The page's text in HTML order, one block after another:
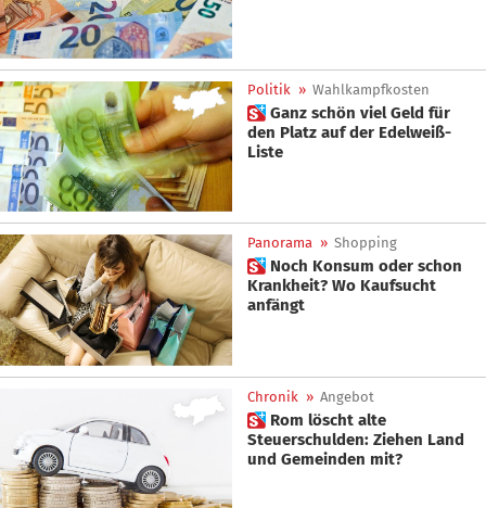
Politik » Wahlkampfkosten
 Ganz schön viel Geld für
den Platz auf der Edelweiß-
Liste
Panorama » Shopping
 Noch Konsum oder schon
Krankheit? Wo Kaufsucht
anfängt
Chronik » Angebot
 Rom löscht alte
Steuerschulden: Ziehen Land
und Gemeinden mit?